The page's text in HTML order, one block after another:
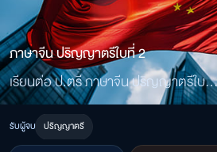
ภาษาจีน ปริญญาตรีใบที่ 2
เรียนต่อ ป.ตรี ภาษาจีน ปริญญาตรีใบที่
2 เสริมทักษะภาษา เพิ่มโอกาสทำงานด้าน
ธุรกิจ การค้า และงานที่ต้องใช้ภาษาจีน
รับผู้จบ ปริญญาตรี